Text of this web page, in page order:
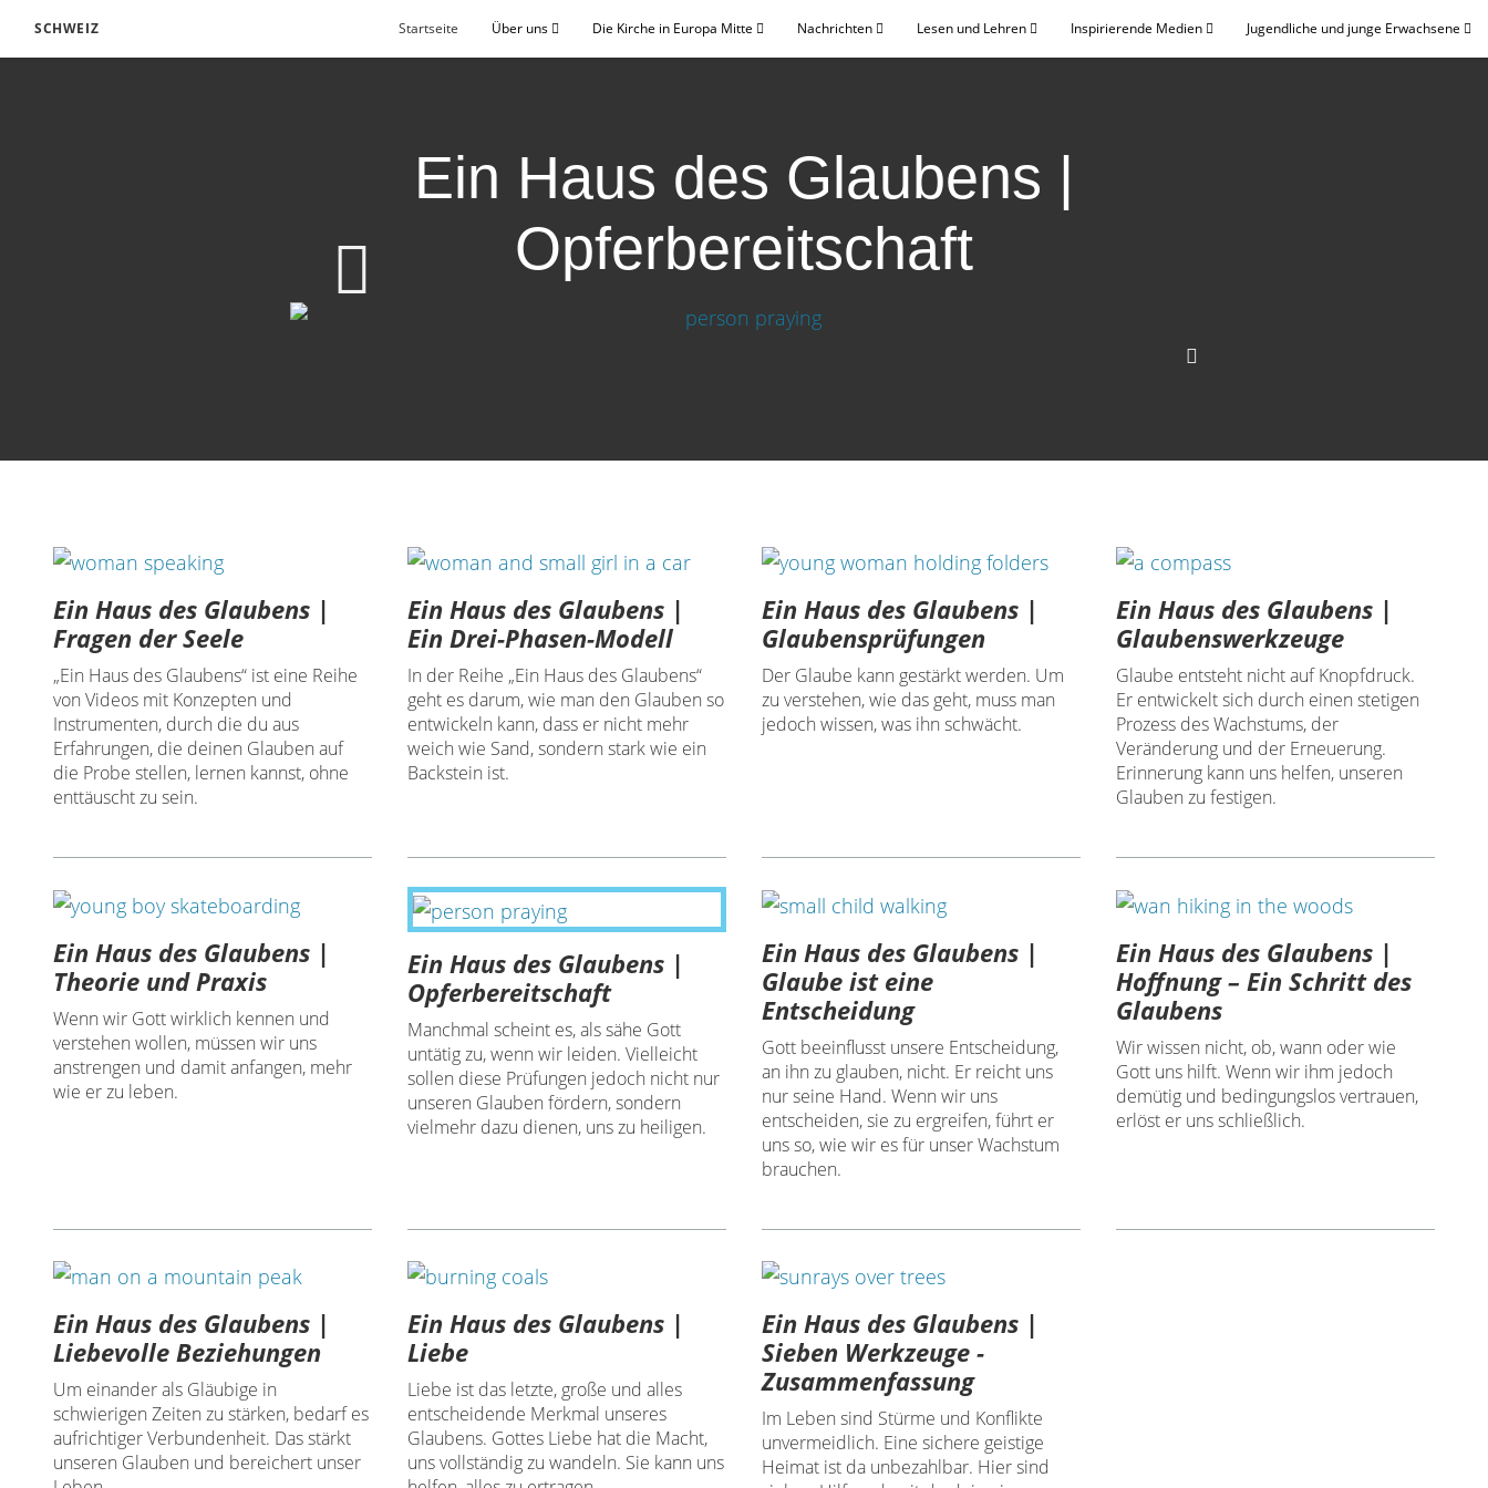
SCHWEIZ Startseite Über uns Die Kirche in Europa Mitte Nachrichten Lesen und Lehren Inspirierende Medien Jugendliche und junge Erwachsene
Ein Haus des Glaubens |
Opferbereitschaft
Ein Haus des Glaubens |
Fragen der Seele
„Ein Haus des Glaubens“ ist eine Reihe
von Videos mit Konzepten und
Instrumenten, durch die du aus
Erfahrungen, die deinen Glauben auf
die Probe stellen, lernen kannst, ohne
enttäuscht zu sein.
Ein Haus des Glaubens |
Ein Drei-Phasen-Modell
In der Reihe „Ein Haus des Glaubens“
geht es darum, wie man den Glauben so
entwickeln kann, dass er nicht mehr
weich wie Sand, sondern stark wie ein
Backstein ist.
Ein Haus des Glaubens |
Glaubensprüfungen
Der Glaube kann gestärkt werden. Um
zu verstehen, wie das geht, muss man
jedoch wissen, was ihn schwächt.
Ein Haus des Glaubens |
Glaubenswerkzeuge
Glaube entsteht nicht auf Knopfdruck.
Er entwickelt sich durch einen stetigen
Prozess des Wachstums, der
Veränderung und der Erneuerung.
Erinnerung kann uns helfen, unseren
Glauben zu festigen.
Ein Haus des Glaubens |
Theorie und Praxis
Wenn wir Gott wirklich kennen und
verstehen wollen, müssen wir uns
anstrengen und damit anfangen, mehr
wie er zu leben.
Ein Haus des Glaubens |
Opferbereitschaft
Manchmal scheint es, als sähe Gott
untätig zu, wenn wir leiden. Vielleicht
sollen diese Prüfungen jedoch nicht nur
unseren Glauben fördern, sondern
vielmehr dazu dienen, uns zu heiligen.
Ein Haus des Glaubens |
Glaube ist eine
Entscheidung
Gott beeinflusst unsere Entscheidung,
an ihn zu glauben, nicht. Er reicht uns
nur seine Hand. Wenn wir uns
entscheiden, sie zu ergreifen, führt er
uns so, wie wir es für unser Wachstum
brauchen.
Ein Haus des Glaubens |
Hoffnung – Ein Schritt des
Glaubens
Wir wissen nicht, ob, wann oder wie
Gott uns hilft. Wenn wir ihm jedoch
demütig und bedingungslos vertrauen,
erlöst er uns schließlich.
Ein Haus des Glaubens |
Liebevolle Beziehungen
Um einander als Gläubige in
schwierigen Zeiten zu stärken, bedarf es
aufrichtiger Verbundenheit. Das stärkt
unseren Glauben und bereichert unser
Ein Haus des Glaubens |
Liebe
Liebe ist das letzte, große und alles
entscheidende Merkmal unseres
Glaubens. Gottes Liebe hat die Macht,
uns vollständig zu wandeln. Sie kann uns
Ein Haus des Glaubens |
Sieben Werkzeuge -
Zusammenfassung
Im Leben sind Stürme und Konflikte
unvermeidlich. Eine sichere geistige
Heimat ist da unbezahlbar. Hier sind